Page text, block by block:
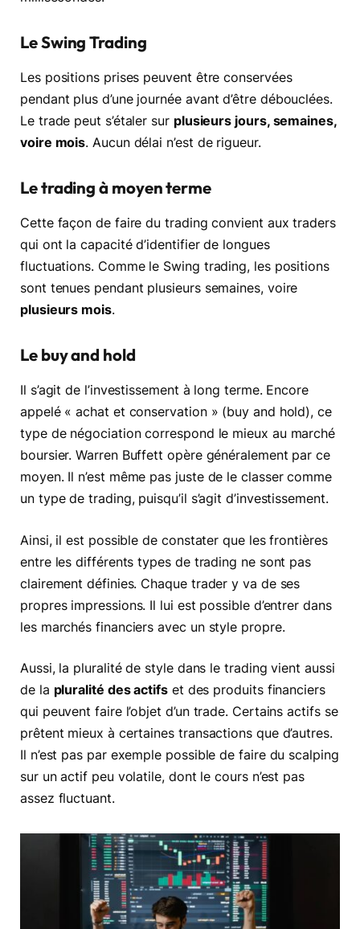
Le Swing Trading
Les positions prises peuvent être conservées
pendant plus d’une journée avant d’être débouclées.
Le trade peut s’étaler sur plusieurs jours, semaines,
voire mois. Aucun délai n’est de rigueur.
Le trading à moyen terme
Cette façon de faire du trading convient aux traders
qui ont la capacité d’identifier de longues
fluctuations. Comme le Swing trading, les positions
sont tenues pendant plusieurs semaines, voire
plusieurs mois.
Le buy and hold
Il s’agit de l’investissement à long terme. Encore
appelé « achat et conservation » (buy and hold), ce
type de négociation correspond le mieux au marché
boursier. Warren Buffett opère généralement par ce
moyen. Il n’est même pas juste de le classer comme
un type de trading, puisqu’il s’agit d’investissement.
Ainsi, il est possible de constater que les frontières
entre les différents types de trading ne sont pas
clairement définies. Chaque trader y va de ses
propres impressions. Il lui est possible d’entrer dans
les marchés financiers avec un style propre.
Aussi, la pluralité de style dans le trading vient aussi
de la pluralité des actifset des produits financiers
qui peuvent faire l’objet d’un trade. Certains actifs se
prêtent mieux à certaines transactions que d’autres.
Il n’est pas par exemple possible de faire du scalping
sur un actif peu volatile, dont le cours n’est pas
assez fluctuant.